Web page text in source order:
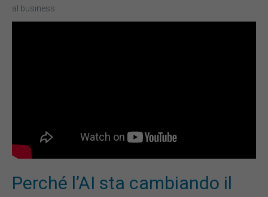
al business.
Perché l’AI sta cambiando il